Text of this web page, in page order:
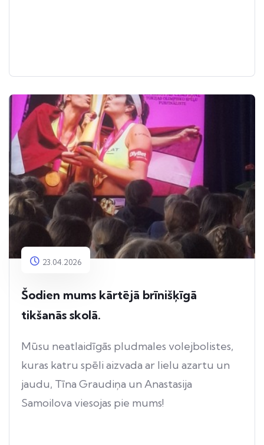
23.04.2026
Šodien mums kārtējā brīnišķīgā
tikšanās skolā.
Mūsu neatlaidīgās pludmales volejbolistes,
kuras katru spēli aizvada ar lielu azartu un
jaudu, Tīna Graudiņa un Anastasija
Samoilova viesojas pie mums!